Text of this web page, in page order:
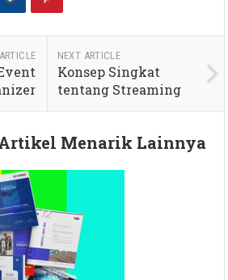
NEXT ARTICLE
Konsep Singkat
tentang Streaming
Menarik Lainnya